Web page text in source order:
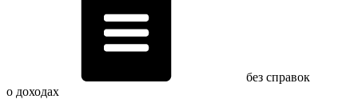
без справок
о доходах